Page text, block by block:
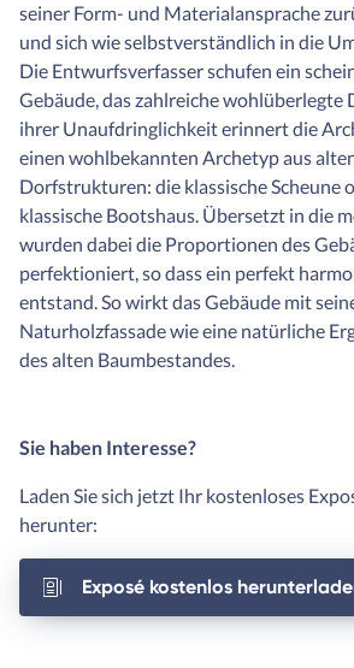
seiner Form- und Materialansprache
und sich wie selbstverständlich in die
Die Entwurfsverfasser schufen ein
Gebäude, das zahlreiche wohlüberlegte
ihrer Unaufdringlichkeit erinnert die
einen wohlbekannten Archetyp aus
Dorfstrukturen: die klassische Scheune
klassische Bootshaus. Übersetzt in die
wurden dabei die Proportionen des
perfektioniert, so dass ein perfekt
entstand. So wirkt das Gebäude mit
Naturholzfassade wie eine natürliche
des alten Baumbestandes.
Sie haben Interesse?
Laden Sie sich jetzt Ihr kostenloses
herunter:
Exposé kostenlos